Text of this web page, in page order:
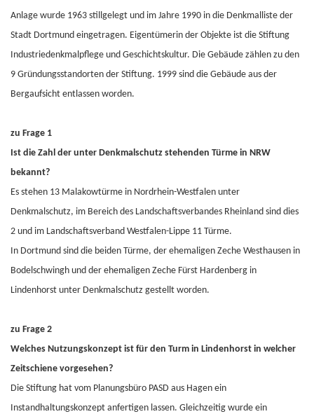
Anlage wurde 1963 stillgelegt und im Jahre 1990 in die Denkmalliste der
Stadt Dortmund eingetragen. Eigentümerin der Objekte ist die Stiftung
Industriedenkmalpflege und Geschichtskultur. Die Gebäude zählen zu den
9 Gründungsstandorten der Stiftung. 1999 sind die Gebäude aus der
Bergaufsicht entlassen worden.
zu Frage 1
Ist die Zahl der unter Denkmalschutz stehenden Türme in NRW
bekannt?
Es stehen 13 Malakowtürme in Nordrhein-Westfalen unter
Denkmalschutz, im Bereich des Landschaftsverbandes Rheinland sind dies
2 und im Landschaftsverband Westfalen-Lippe 11 Türme.
In Dortmund sind die beiden Türme, der ehemaligen Zeche Westhausen in
Bodelschwingh und der ehemaligen Zeche Fürst Hardenberg in
Lindenhorst unter Denkmalschutz gestellt worden.
zu Frage 2
Welches Nutzungskonzept ist für den Turm in Lindenhorst in welcher
Zeitschiene vorgesehen?
Die Stiftung hat vom Planungsbüro PASD aus Hagen ein
Instandhaltungskonzept anfertigen lassen. Gleichzeitig wurde ein